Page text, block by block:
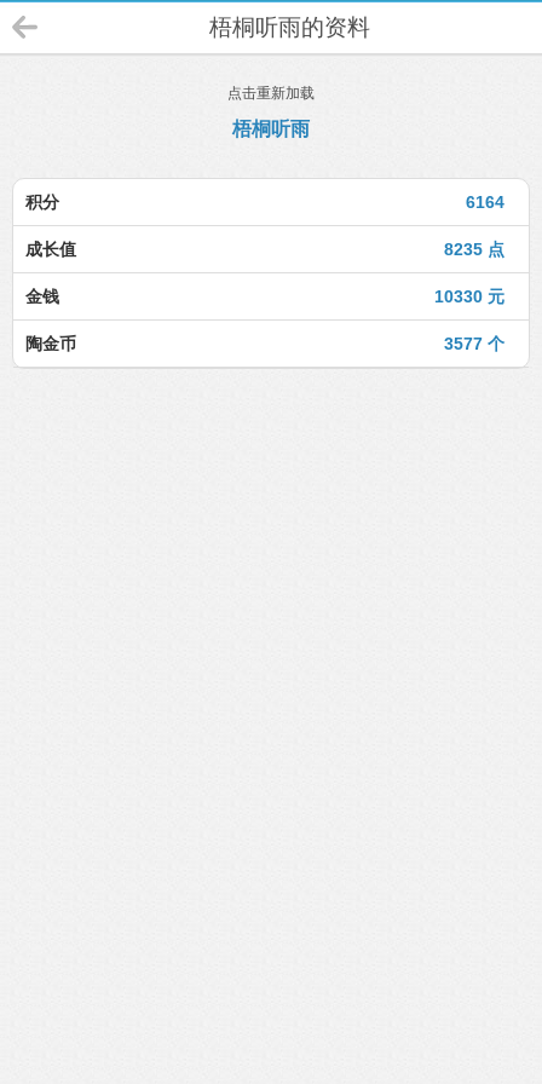
梧桐听雨的资料
点击重新加载
梧桐听雨
6164
积分
8235 点
成长值
10330 元
金钱
3577 个
陶金币